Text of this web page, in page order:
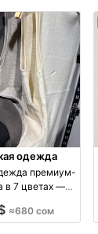
одежда
премиум-
в 7 цветах —
Kyrgyzstan
≈680 сом